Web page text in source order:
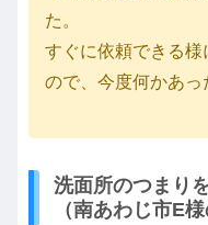
た。
すぐに依頼できる
ので、今度何かあっ
洗面所のつまり
（南あわじ市E様